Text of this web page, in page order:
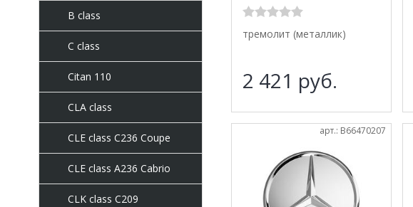
B class
C class
Citan 110
CLA class
CLE class C236 Coupe
CLE class A236 Cabrio
CLK class C209
тремолит (металлик)
2 421 руб.
арт.: B66470207